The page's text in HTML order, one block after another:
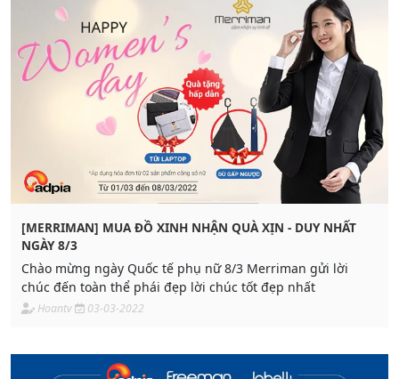
[MERRIMAN] MUA ĐỒ XINH NHẬN QUÀ XỊN - DUY NHẤT
NGÀY 8/3
Chào mừng ngày Quốc tế phụ nữ 8/3 Merriman gửi lời
chúc đến toàn thể phái đẹp lời chúc tốt đẹp nhất
Hoantv 03-03-2022